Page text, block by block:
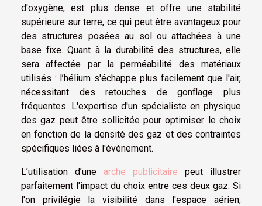
d'oxygène, est plus dense et offre une stabilité
supérieure sur terre, ce qui peut être avantageux pour
des structures posées au sol ou attachées à une
base fixe. Quant à la durabilité des structures, elle
sera affectée par la perméabilité des matériaux
utilisés : l’hélium s'échappe plus facilement que l'air,
nécessitant des retouches de gonflage plus
fréquentes. L'expertise d'un spécialiste en physique
des gaz peut être sollicitée pour optimiser le choix
en fonction de la densité des gaz et des contraintes
spécifiques liées à l'événement.
L’utilisation d’une arche publicitaire peut illustrer
parfaitement l'impact du choix entre ces deux gaz. Si
l'on privilégie la visibilité dans l'espace aérien,